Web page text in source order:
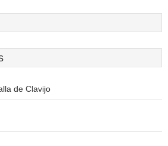
de Clavijo